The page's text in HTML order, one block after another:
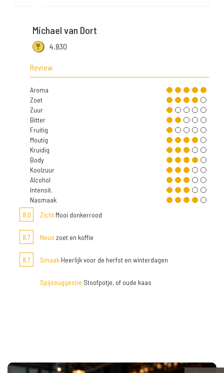
Michael van Dort
4.830
Review
Aroma
Zoet
Zuur
Bitter
Fruitig
Moutig
Kruidig
Body
Koolzuur
Alcohol
Intensit.
Nasmaak
8,0
Zicht Mooi donkerrood
8,7 Neus zoet en koffie
8,7 Smaak Heerlijk voor de herfst en winterdagen
Spijssuggestie Stoofpotje, of oude kaas